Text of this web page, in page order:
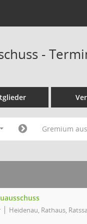
-
Gremium
Heidenau, Rathaus,